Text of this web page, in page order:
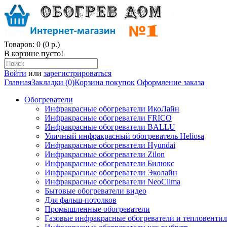
Товаров: 0 (0 р.)
В корзине пусто!
Войти или зарегистрироваться
ГлавнаяЗакладки (0)Корзина покупок Оформление заказа
Обогреватели
Инфракрасные обогреватели ИкоЛайн
Инфракрасные обогреватели FRICO
Инфракрасные обогреватели BALLU
Уличный инфракрасный обогреватель Heliosa
Инфракрасные обогреватели Hyundai
Инфракрасные обогреватели Zilon
Инфракрасные обогреватели Билюкс
Инфракрасные обогреватели Эколайн
Инфракрасные обогреватели NeoClima
Бытовые обогреватели видео
Для фальш-потолков
Промышленные обогреватели
Газовые инфракрасные обогреватели и